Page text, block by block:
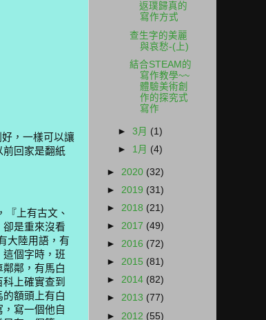
，一樣可以讓
回家是翻紙
『上有古文、
是重來沒看
大陸用語，有
個字時，班
鄰，有馬白
上確實查到
額頭上有白
寫一個他自
返璞歸真的
寫作方式
查生字的美麗
與哀愁-(上)
結合STEAM的
寫作教學~~
體驗美術創
作的探究式
寫作
►3月 (1)
► 1月 (4)
► 2020 (32)
► 2019 (31)
► 2018 (21)
► 2017 (49)
► 2016 (72)
► 2015 (81)
► 2014 (82)
► 2013 (77)
► 2012 (55)